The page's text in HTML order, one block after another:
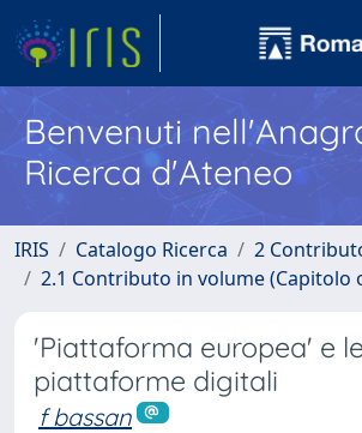
Benvenuti
Ricerca d'Ateneo
IRIS Catalogo Ricerca
2
2.1 Contributo in volume (Capitolo
'Piattaforma europea' e le
piattaforme digitali
f bassan